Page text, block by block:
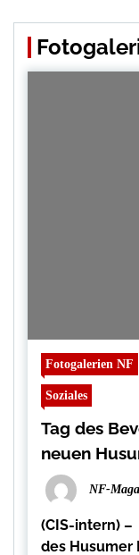
Fotogalerien NF
Soziales
Tag des
neuen
NF-
(CIS-intern)
des Husumer